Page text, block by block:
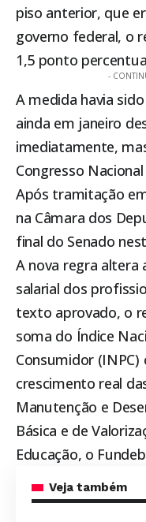
piso anterior, que
governo federal, o
1,5 ponto
-
A medida havia
ainda em janeiro
imediatamente,
Congresso
Após tramitação
na Câmara dos
final do Senado
A nova regra altera
salarial dos
texto aprovado, o
soma do Índice
Consumidor
crescimento real
Manutenção e
Básica e de
Educação, o
Veja também